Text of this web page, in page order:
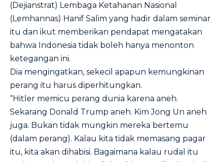
(Dejianstrat) Lembaga Ketahanan Nasional
(Lemhannas) Hanif Salim yang hadir dalam seminar
itu dan ikut memberikan pendapat mengatakan
bahwa Indonesia tidak boleh hanya menonton
ketegangan ini.
Dia mengingatkan, sekecil apapun kemungkinan
perang itu harus diperhitungkan.
“Hitler memicu perang dunia karena aneh.
Sekarang Donald Trump aneh. Kim Jong Un aneh
juga. Bukan tidak mungkin mereka bertemu
(dalam perang). Kalau kita tidak memasang pagar
itu, kita akan dihabisi. Bagaimana kalau rudal itu